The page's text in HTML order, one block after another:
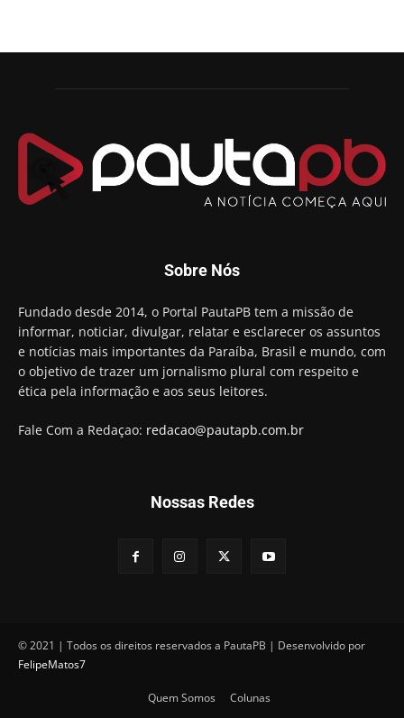
Sobre Nós
Fundado desde 2014, o Portal PautaPB tem a missão de
informar, noticiar, divulgar, relatar e esclarecer os assuntos
e notícias mais importantes da Paraíba, Brasil e mundo, com
o objetivo de trazer um jornalismo plural com respeito e
ética pela informação e aos seus leitores.
Fale Com a Redaçao: redacao@pautapb.com.br
Nossas Redes
© 2021 | Todos os direitos reservados a PautaPB | Desenvolvido por
FelipeMatos7
Quem Somos Colunas